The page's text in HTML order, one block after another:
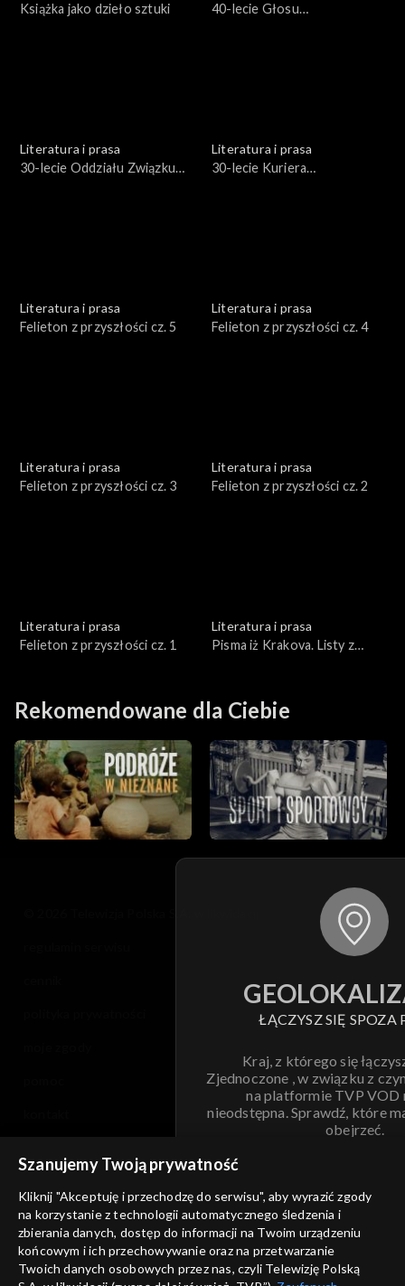
Książka jako dzieło sztuki
40-lecie Głosu
Literatura i prasa
30-lecie Oddziału Związku
Literatura i prasa
30-lecie Kuriera
Literatura i prasa
Felieton z przyszłości cz. 5
Literatura i prasa
Felieton z przyszłości cz. 4
Literatura i prasa
Felieton z przyszłości cz. 3
Literatura i prasa
Felieton z przyszłości cz. 2
Literatura i prasa
Felieton z przyszłości cz. 1
Literatura i prasa
Pisma iż Krakova. Listy z
Rekomendowane dla Ciebie
ŁĄCZYSZ SIĘ SPOZA
Kraj, z którego się
Zjednoczone , w związku z
na platformie TVP VOD
nieodstępna. Sprawdź, które
obejrzeć.
ANULUJ
informacje o dostawcy usług
Szanujemy Twoją prywatność
Kliknij "Akceptuję i przechodzę do serwisu", aby wyrazić zgody
na korzystanie z technologii automatycznego śledzenia i
zbierania danych, dostęp do informacji na Twoim urządzeniu
końcowym i ich przechowywanie oraz na przetwarzanie
Twoich danych osobowych przez nas, czyli Telewizję Polską